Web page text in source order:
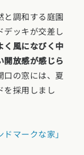
と調和する庭園
デッキが交差し
く風になびく中
開放感が感じら
口の窓には、夏
を採用しまし
マークな家」